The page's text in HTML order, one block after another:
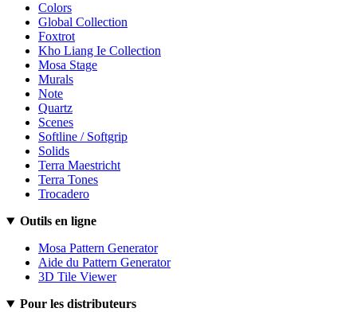
Colors
Global Collection
Foxtrot
Kho Liang Ie Collection
Mosa Stage
Murals
Note
Quartz
Scenes
Softline / Softgrip
Solids
Terra Maestricht
Terra Tones
Trocadero
Outils en ligne
Mosa Pattern Generator
Aide du Pattern Generator
3D Tile Viewer
Pour les distributeurs